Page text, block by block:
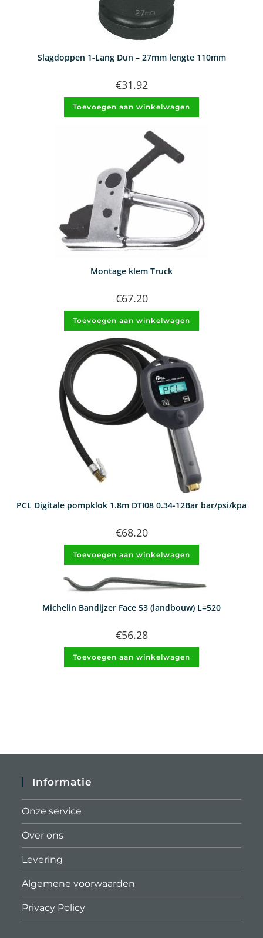
Slagdoppen 1-Lang Dun – 27mm lengte 110mm
€31.92
Toevoegen aan winkelwagen
Montage klem Truck
€67.20
Toevoegen aan winkelwagen
PCL Digitale pompklok 1.8m DTI08 0.34-12Bar bar/psi/kpa
€68.20
Toevoegen aan winkelwagen
Michelin Bandijzer Face 53 (landbouw) L=520
€56.28
Toevoegen aan winkelwagen
Informatie
Onze service
Over ons
Levering
Algemene voorwaarden
Privacy Policy